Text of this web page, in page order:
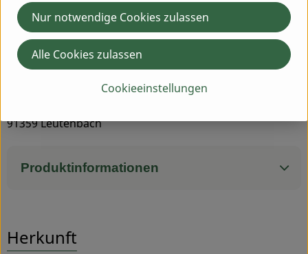
Renekloden, Zwetschgen, Äpfel, Birnen, Quitten usw.
unter sich. Alle Erzeugnisse sind Bioland-zertifiziert und
von hoher Qualität.
Inverkehrbringer:
Biohof Schmidt GbR
91359 Leutenbach
Produktinformationen
Herkunft
Cookieeinstellungen
Nur notwendige Cookies zulassen
Alle Cookies zulassen